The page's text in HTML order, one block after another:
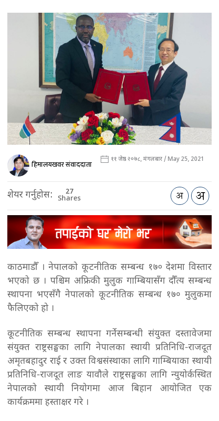
हिमालयखवर संवाददाता ११ जेष्ठ २०७८, मंगलबार / May 25, 2021
शेयर गर्नुहोस: 27
Shares
काठमाडौँ । नेपालको कूटनीतिक सम्बन्ध १७० देशमा विस्तार
भएको छ । पश्चिम अफ्रिकी मुलुक गाम्बियासँग दौँत्य सम्बन्ध
स्थापना भएसँगै नेपालको कूटनीतिक सम्बन्ध १७० मुलुकमा
फैलिएको हो ।
कूटनीतिक सम्बन्ध स्थापना गर्नेसम्बन्धी संयुक्त दस्तावेजमा
संयुक्त राष्ट्रसङ्घका लागि नेपालका स्थायी प्रतिनिधि-राजदूत
अमृतबहादुर राई र उक्त विश्वसंस्थाका लागि गाम्बियाका स्थायी
प्रतिनिधि-राजदूत लाङ यावौले राष्ट्रसङ्घका लागि न्युयोर्कस्थित
नेपालको स्थायी नियोगमा आज बिहान आयोजित एक
कार्यक्रममा हस्ताक्षर गरे ।